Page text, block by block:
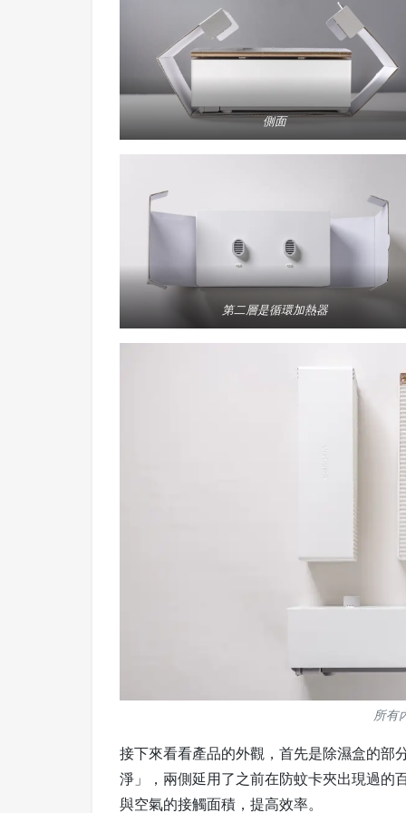
側面
第二層是循環加熱器
所有
接下來看看產品的外觀，首先是除濕盒的部
淨」，兩側延用了之前在防蚊卡夾出現過的
與空氣的接觸面積，提高效率。